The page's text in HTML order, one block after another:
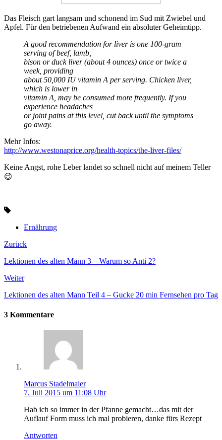
Das Fleisch gart langsam und schonend im Sud mit Zwiebel und
Apfel. Für den betriebenen Aufwand ein absoluter Geheimtipp.
A good recommendation for liver is one 100-gram
serving of beef, lamb,
bison or duck liver (about 4 ounces) once or twice a
week, providing
about 50,000 IU vitamin A per serving. Chicken liver,
which is lower in
vitamin A, may be consumed more frequently. If you
experience headaches
or joint pains at this level, cut back until the symptoms
go away.
Mehr Infos:
http://www.westonaprice.org/health-topics/the-liver-files/
Keine Angst, rohe Leber landet so schnell nicht auf meinem Teller
😉
Ernährung
Zurück
Lektionen des alten Mann 3 – Warum so Anti 2?
Weiter
Lektionen des alten Mann Teil 4 – Gucke 20 min Fernsehen pro Tag
3 Kommentare
Marcus Stadelmaier
7. Juli 2015 um 11:08 Uhr
Hab ich so immer in der Pfanne gemacht…das mit der
Auflauf Form muss ich mal probieren, danke fürs Rezept
Antworten